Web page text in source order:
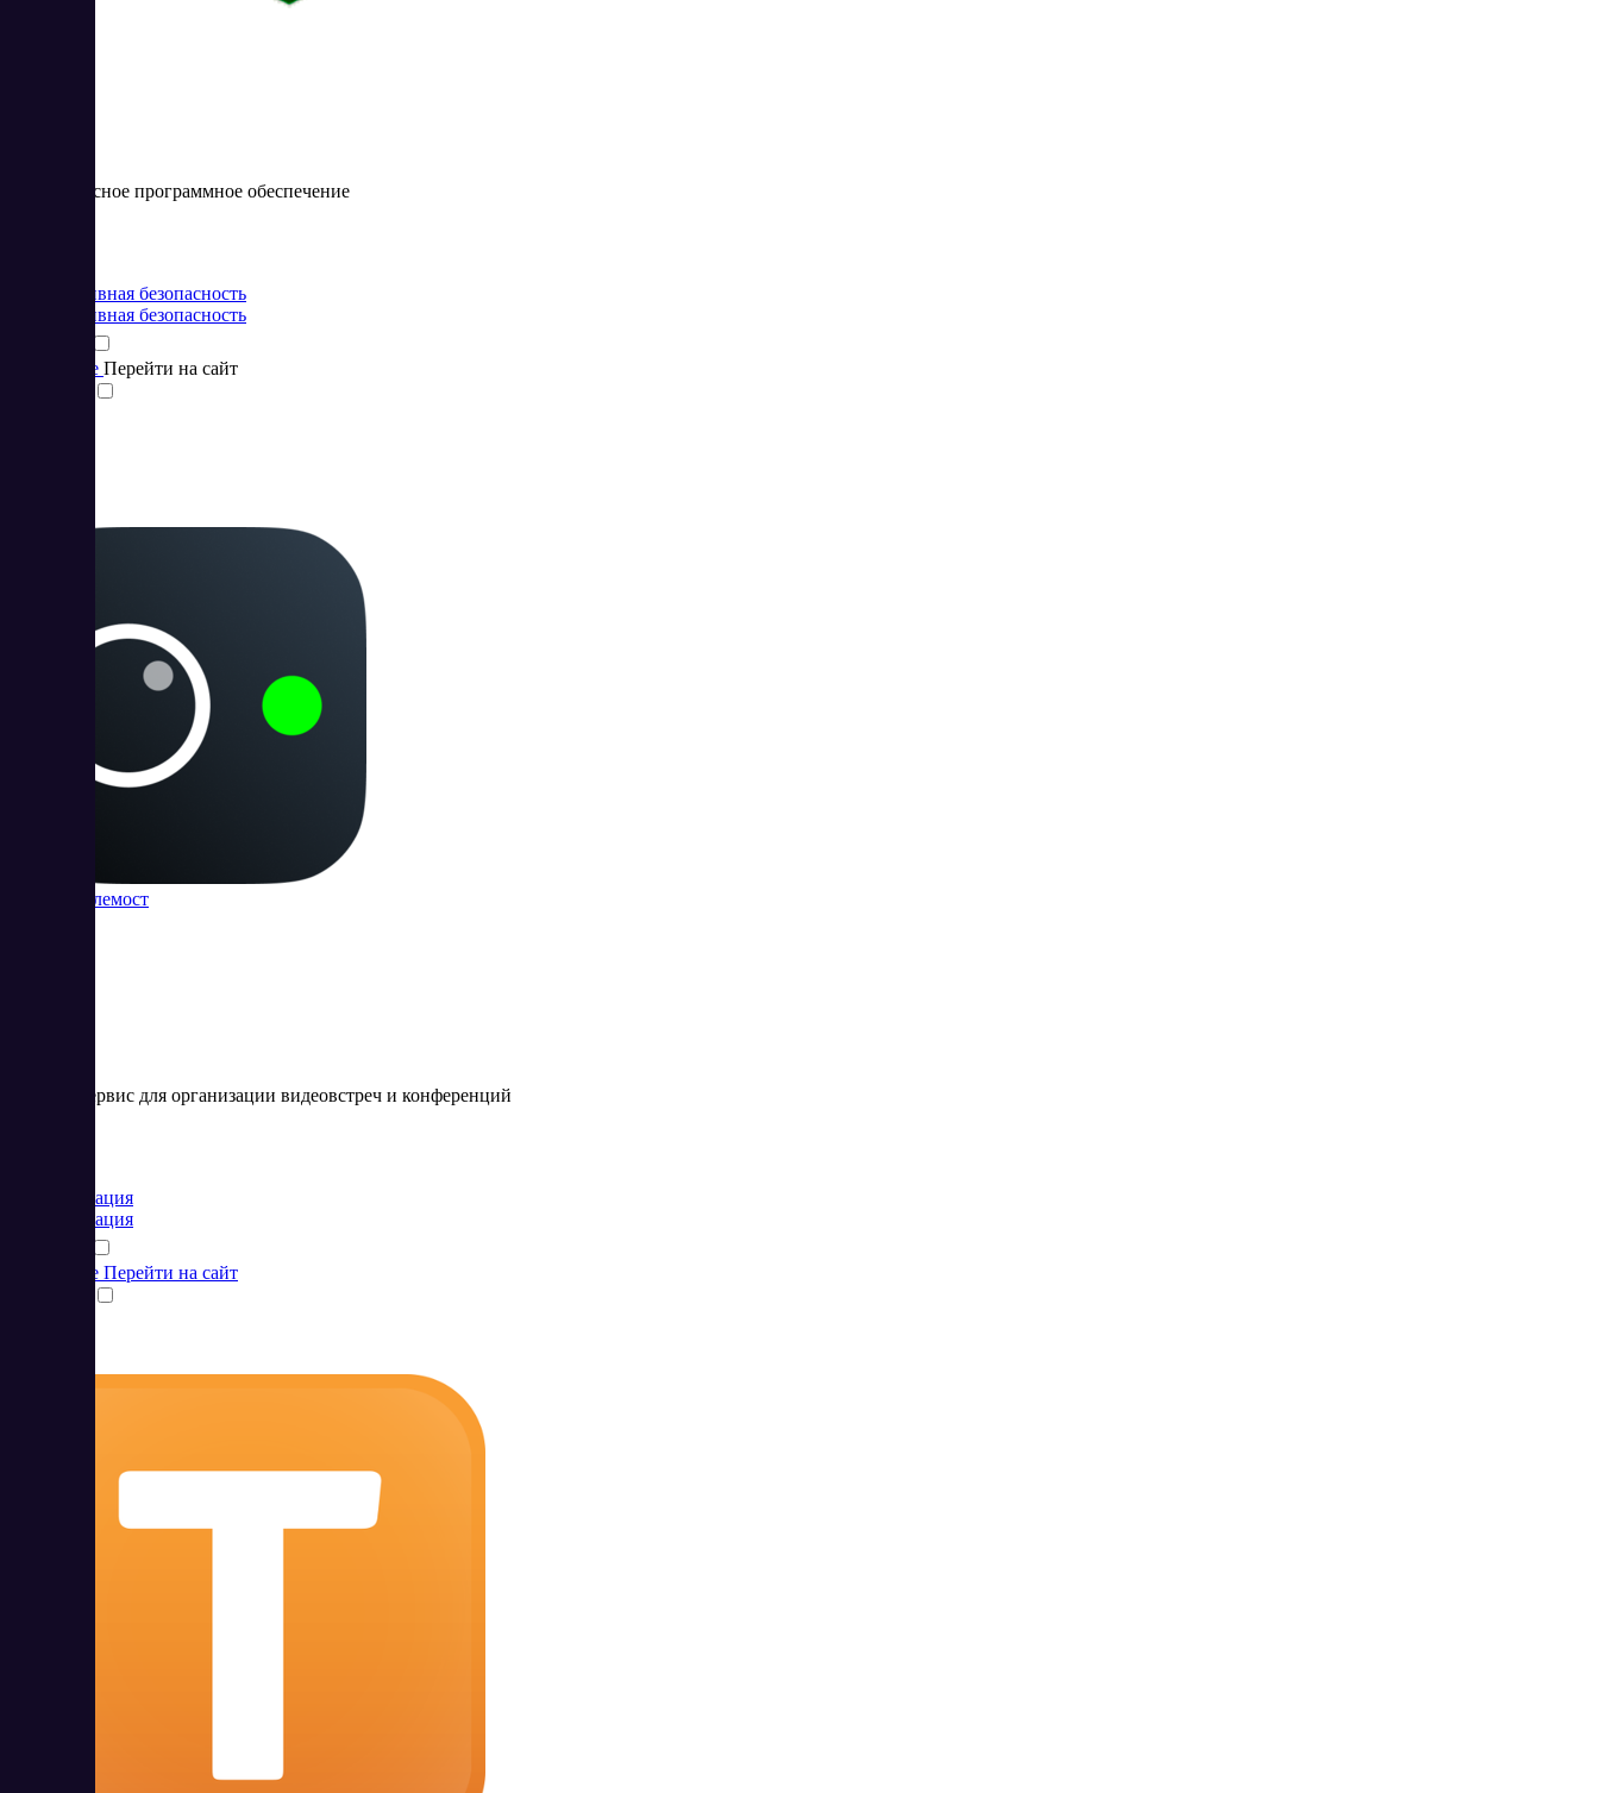
Антивирусное программное обеспечение
Корпоративная безопасность
Корпоративная безопасность
Подробнее Перейти на сайт
Яндекс Телемост
Онлайн-сервис для организации видеовстреч и конференций
Коммуникация
Коммуникация
Подробнее Перейти на сайт